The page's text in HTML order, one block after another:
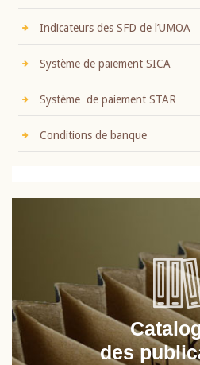
Indicateurs des SFD de l’UMOA
Système de paiement SICA
Système de paiement STAR
Conditions de banque
des